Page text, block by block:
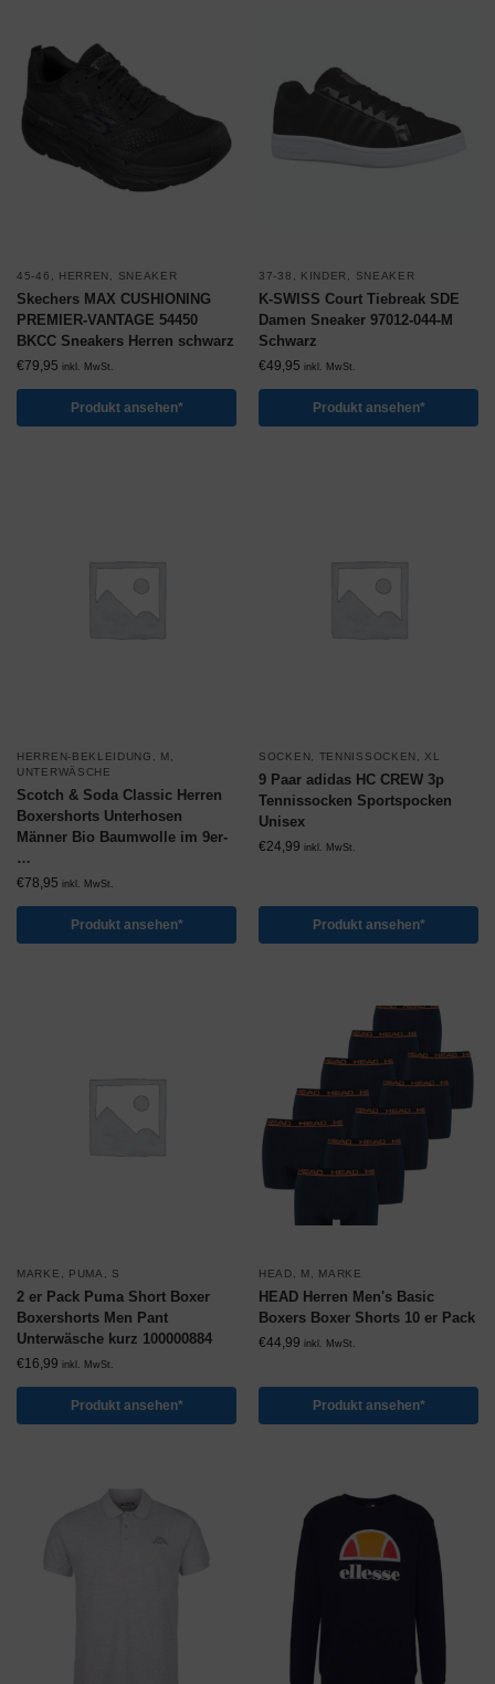
45-46 HERREN SNEAKER
Skechers MAX CUSHIONING
PREMIER-VANTAGE 54450
BKCC Sneakers Herren schwarz
€79,95 inkl. MwSt.
Produkt ansehen*
37-38 KINDER SNEAKER
K-SWISS Court Tiebreak SDE
Damen Sneaker 97012-044-M
Schwarz
€49,95 inkl. MwSt.
Produkt ansehen*
HERREN-BEKLEIDUNG M
UNTERWÄSCHE
Scotch & Soda Classic Herren
Boxershorts Unterhosen
Männer Bio Baumwolle im 9er-
…
€78,95 inkl. MwSt.
Produkt ansehen*
SOCKEN TENNISSOCKEN XL
9 Paar adidas HC CREW 3p
Tennissocken Sportspocken
Unisex
€24,99 inkl. MwSt.
Produkt ansehen*
MARKE PUMA S
2 er Pack Puma Short Boxer
Boxershorts Men Pant
Unterwäsche kurz 100000884
€16,99 inkl. MwSt.
Produkt ansehen*
HEAD M MARKE
HEAD Herren Men's Basic
Boxers Boxer Shorts 10 er Pack
€44,99 inkl. MwSt.
Produkt ansehen*